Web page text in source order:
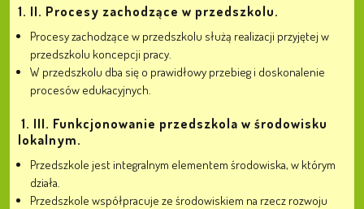
1. II. Procesy zachodzące w przedszkolu.
Procesy zachodzące w przedszkolu służą realizacji przyjętej w
przedszkolu koncepcji pracy.
W przedszkolu dba się o prawidłowy przebieg i doskonalenie
procesów edukacyjnych.
1. III. Funkcjonowanie przedszkola w środowisku
lokalnym.
Przedszkole jest integralnym elementem środowiska, w którym
działa.
Przedszkole współpracuje ze środowiskiem na rzecz rozwoju